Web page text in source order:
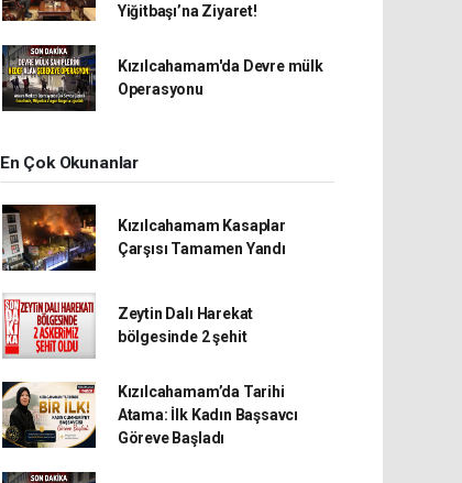
Yiğitbaşı’na Ziyaret!
Kızılcahamam'da Devre mülk
Operasyonu
En Çok Okunanlar
Kızılcahamam Kasaplar
Çarşısı Tamamen Yandı
Zeytin Dalı Harekat
bölgesinde 2 şehit
Kızılcahamam’da Tarihi
Atama: İlk Kadın Başsavcı
Göreve Başladı